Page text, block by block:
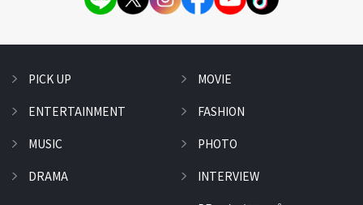
PICK UP
ENTERTAINMENT
MUSIC
DRAMA
MOVIE
FASHION
PHOTO
INTERVIEW